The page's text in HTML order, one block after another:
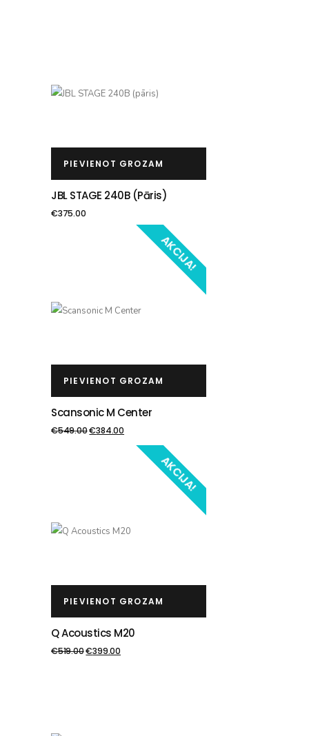
PIEVIENOT GROZAM
JBL STAGE 240B (pāris)
€375.00
AKCIJA!
PIEVIENOT GROZAM
Scansonic M Center
€549.00€384.00
AKCIJA!
PIEVIENOT GROZAM
Q Acoustics M20
€519.00€399.00